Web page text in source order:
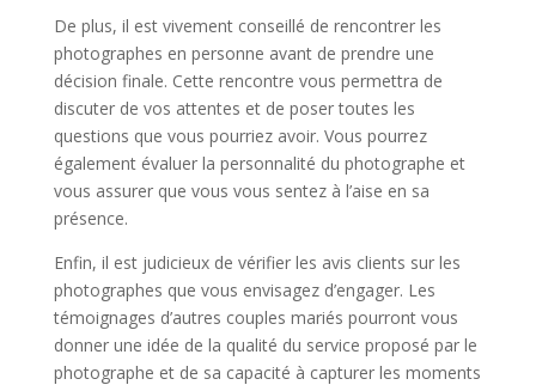
De plus, il est vivement conseillé de rencontrer les
photographes en personne avant de prendre une
décision finale. Cette rencontre vous permettra de
discuter de vos attentes et de poser toutes les
questions que vous pourriez avoir. Vous pourrez
également évaluer la personnalité du photographe et
vous assurer que vous vous sentez à l’aise en sa
présence.
Enfin, il est judicieux de vérifier les avis clients sur les
photographes que vous envisagez d’engager. Les
témoignages d’autres couples mariés pourront vous
donner une idée de la qualité du service proposé par le
photographe et de sa capacité à capturer les moments